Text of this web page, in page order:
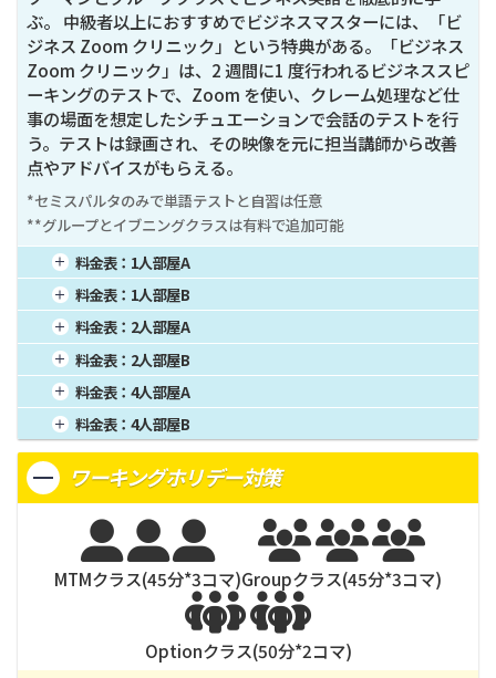
ぶ。 中級者以上におすすめでビジネスマスターには、「ビ
ジネス Zoom クリニック」という特典がある。「ビジネス
Zoom クリニック」は、2 週間に1 度行われるビジネススピ
ーキングのテストで、Zoom を使い、クレーム処理など仕
事の場面を想定したシチュエーションで会話のテストを行
う。テストは録画され、その映像を元に担当講師から改善
点やアドバイスがもらえる。
*セミスパルタのみで単語テストと自習は任意
**グループとイブニングクラスは有料で追加可能
料金表： 1人部屋A
1週間
89,375
2週間
165,000
3週間
226,875
4週間
8週間
550,000
12週間
825,000
20週間
1,375,000
24週間
1,650,000
料金表： 1人部屋B
1週間
87,750
2週間
162,000
3週間
222,750
4週間
8週間
540,000
12週間
810,000
20週間
1,350,000
24週間
1,620,000
料金表： 2人部屋A
1週間
73,125
2週間
135,000
3週間
185,625
4週間
8週間
450,000
12週間
675,000
20週間
1,125,000
24週間
1,350,000
料金表： 2人部屋B
1週間
71,500
2週間
132,000
3週間
181,500
8週間
440,000
12週間
660,000
20週間
1,100,000
24週間
1,320,000
料金表： 4人部屋A
1週間
66,625
2週間
123,000
3週間
169,125
4週間
8週間
410,000
12週間
615,000
20週間
1,025,000
料金表： 4人部屋B
1週間
65,000
2週間
120,000
3週間
165,000
4週間
200,000
8週間
400,000
12週間
600,000
16週間
800,000
24週間
1,200,000
ワーキングホリデー対策

MTMクラス(45分*3コマ)

Groupクラス(45分*3コマ)

Optionクラス(50分*2コマ)